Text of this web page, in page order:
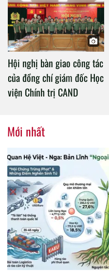
Chính trị Công an nhân dân
Hội nghị bàn giao công tác
của đồng chí giám đốc Học
viện Chính trị CAND
Mới nhất